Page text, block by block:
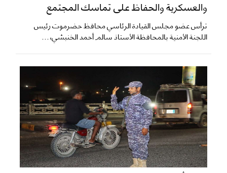
والعسكرية والحفاظ على تماسك المجتمع
ترأس عضو مجلس القيادة الرئاسي محافظ حضرموت رئيس
اللجنة الأمنية بالمحافظة الأستاذ سالم أحمد الخنبشي،...